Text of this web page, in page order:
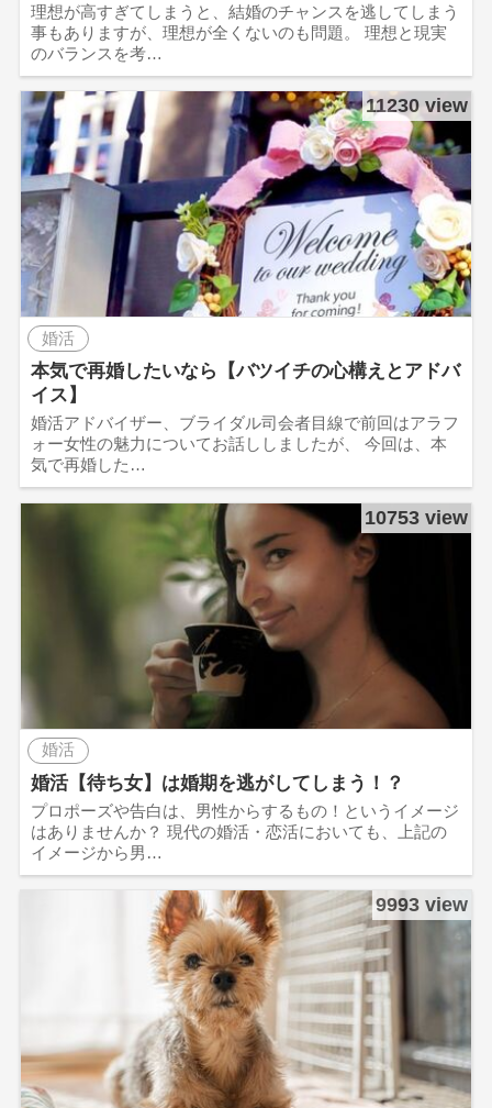
理想が高すぎてしまうと、結婚のチャンスを逃してしまう
事もありますが、理想が全くないのも問題。 理想と現実
のバランスを考…
11230 view
婚活
本気で再婚したいなら【バツイチの心構えとアドバ
イス】
婚活アドバイザー、ブライダル司会者目線で前回はアラフ
ォー女性の魅力についてお話ししましたが、 今回は、本
気で再婚した…
10753 view
婚活
婚活【待ち女】は婚期を逃がしてしまう！？
プロポーズや告白は、男性からするもの！というイメージ
はありませんか？ 現代の婚活・恋活においても、上記の
イメージから男…
9993 view